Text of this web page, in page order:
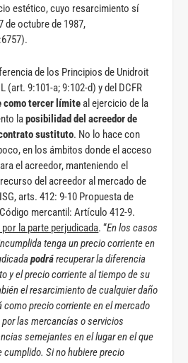
estético, cuyo resarcimiento sí
de octubre de 1987,
de los Principios de Unidroit
(art. 9:101-a; 9:102-d) y del DCFR
como tercer límiteal ejercicio de la
laposibilidad del acreedor de
sustituto. No lo hace con
en los ámbitos donde el acceso
el acreedor, manteniendo el
del acreedor al mercado de
arts. 412: 9-10 Propuesta de
mercantil: Artículo 412-9.
la parte perjudicada. “En los casos
tenga un precio corriente en
podrárecuperar la diferencia
y el precio corriente al tiempo de su
el resarcimiento de cualquier daño
como precio corriente en el mercado
las mercancías o servicios
semejantes en el lugar en el que
cumplido. Si no hubiere precio